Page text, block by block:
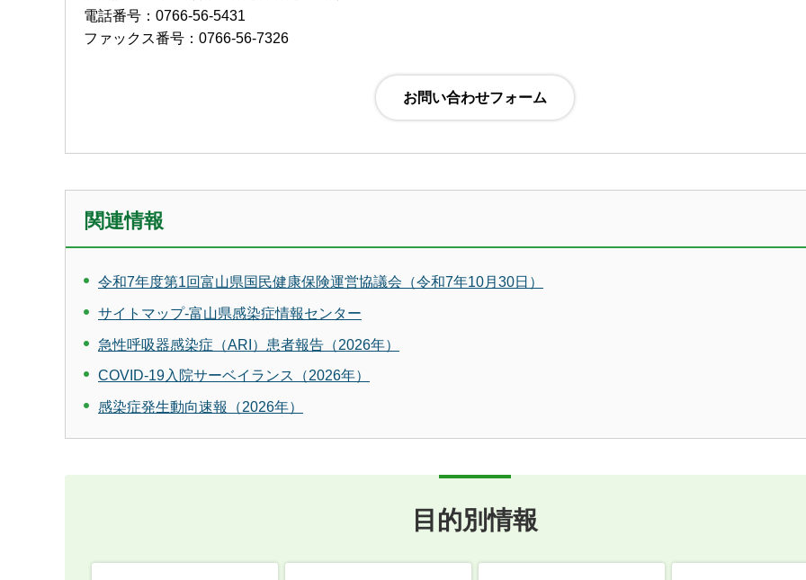
電話番号：0766-56-5431
ファックス番号：0766-56-7326
関連情報
令和7年度第1回富山県国民健康保険運営協議会（令和7年10月30日）
サイトマップ-富山県感染症情報センター
急性呼吸器感染症（ARI）患者報告（2026年）
COVID-19入院サーベイランス（2026年）
感染症発生動向速報（2026年）
目的別情報